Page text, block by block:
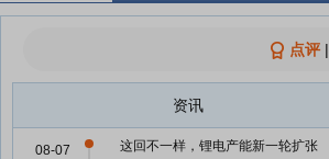
点评|
资讯
这回不一样，锂电产能新一轮扩张
08-07